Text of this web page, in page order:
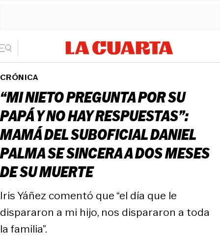
CRÓNICA
“MI NIETO PREGUNTA POR SU
PAPÁ Y NO HAY RESPUESTAS”:
MAMÁ DEL SUBOFICIAL DANIEL
PALMA SE SINCERA A DOS MESES
DE SU MUERTE
Iris Yáñez comentó que “el día que le
dispararon a mi hijo, nos dispararon a toda
la familia”.